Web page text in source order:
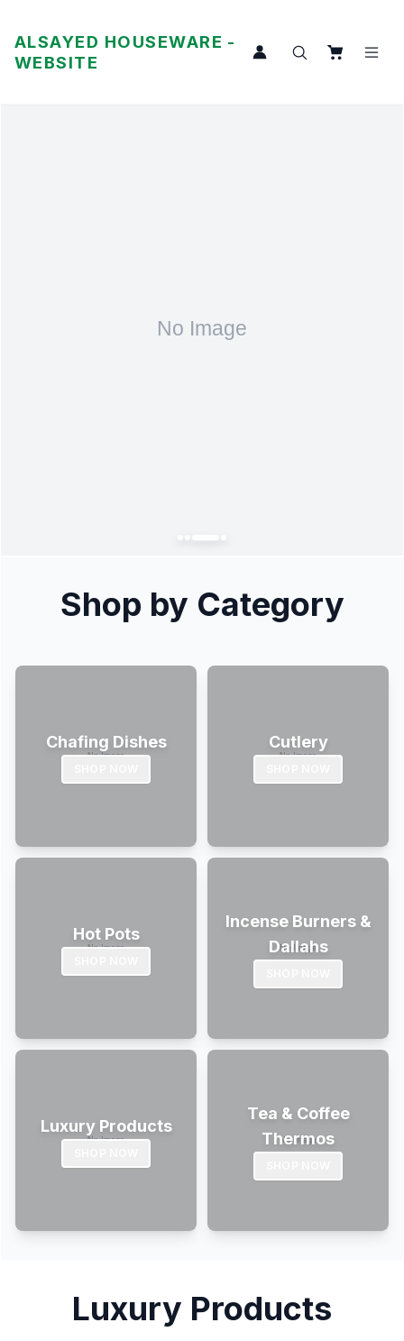
ALSAYED HOUSEWARE -
WEBSITE
Shop by Category
Chafing Dishes Cutlery
Hot Pots
Incense Burners &
Dallahs
Luxury Products
Tea & Coffee
Thermos
Luxury Products